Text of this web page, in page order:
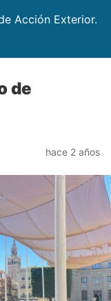
Acción Exterior.
de
hace 2 años